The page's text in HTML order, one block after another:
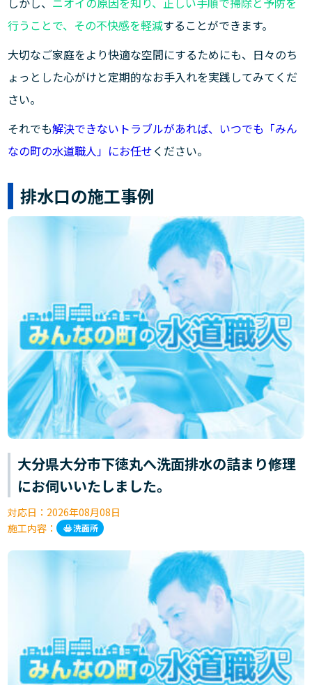
行うことで、その不快感を軽減することができます。
大切なご家庭をより快適な空間にするためにも、日々のち
ょっとした心がけと定期的なお手入れを実践してみてくだ
さい。
それでも解決できないトラブルがあれば、いつでも「みん
なの町の水道職人」にお任せください。
排水口の施工事例
大分県大分市下徳丸へ洗面排水の詰まり修理
にお伺いいたしました。
対応日： 2026年08月08日
施工内容：
洗面所